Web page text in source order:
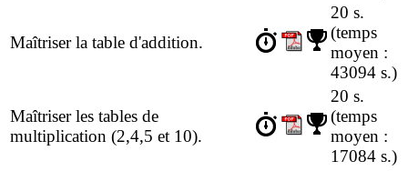
Maîtriser la table d'addition.
20 s.
(temps
moyen :
43094 s.)
Maîtriser les tables de
multiplication (2,4,5 et 10).
20 s.
(temps
moyen :
17084 s.)